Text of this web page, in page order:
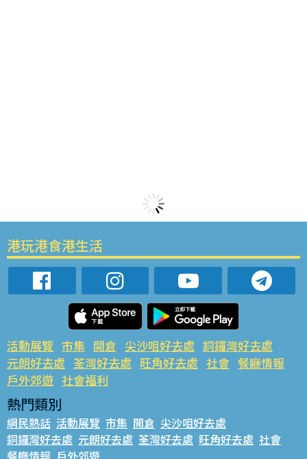
港玩港食港生活
活動展覽 市集 開倉 尖沙咀好去處 銅鑼灣好去處
元朗好去處 荃灣好去處 旺角好去處 社會 餐廳情報
戶外郊遊 社會福利
熱門類別
網民熱話 活動展覽 市集 開倉 尖沙咀好去處
銅鑼灣好去處 元朗好去處 荃灣好去處 旺角好去處 社會